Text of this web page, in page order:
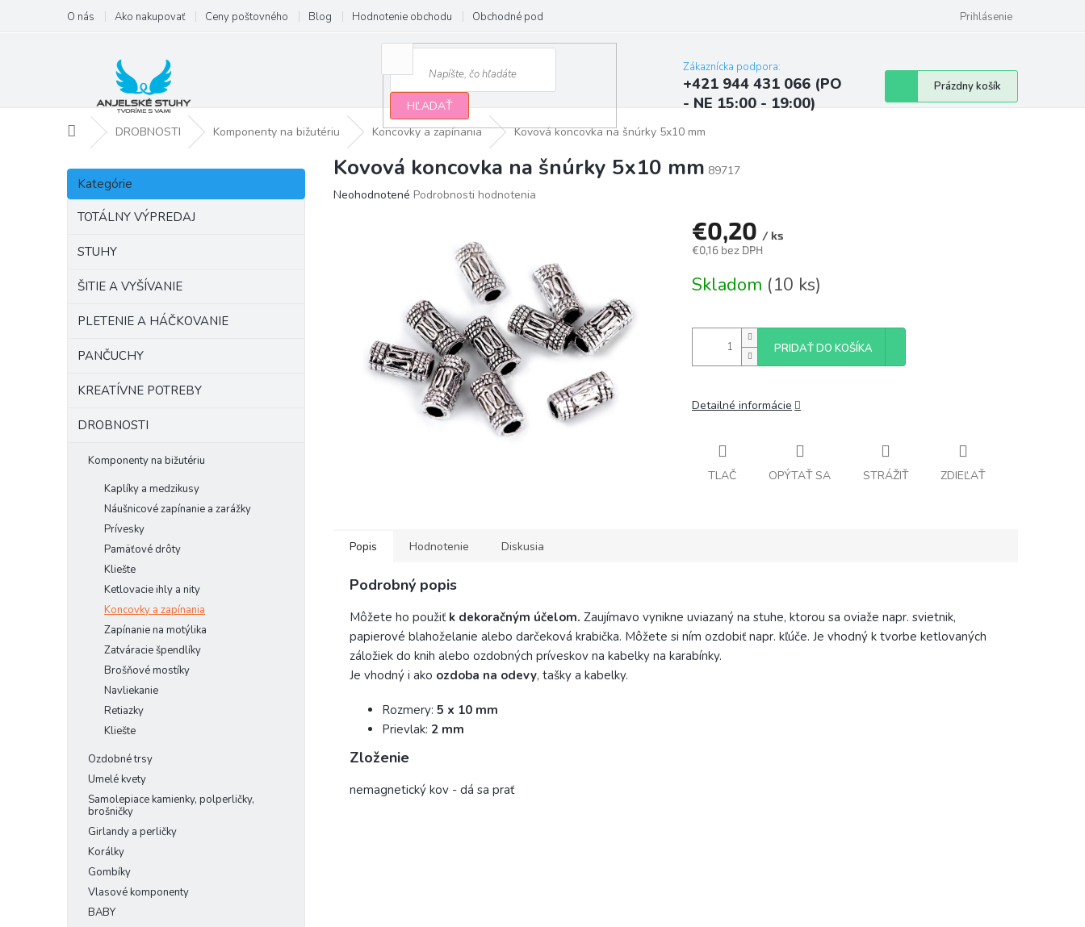
obsah
O nás Ako nakupovať Ceny poštovného Blog Hodnotenie obchodu Obchodné podmienky Najčastejšie otázky a odpovede
Prihlásenie
HĽADAŤ
Zákaznícka podpora:
+421 944 431 066 (PO
- NE 15:00 - 19:00)
Nákupný
košík
Prázdny košík
DomovDROBNOSTI Komponenty na bižutériu Koncovky a zapínania Kovová koncovka na šnúrky 5x10 mm
B
č
Preskočiť
kategórie
Kategórie
TOTÁLNY VÝPREDAJ
STUHY
ŠITIE A VYŠÍVANIE
PLETENIE A HÁČKOVANIE
PANČUCHY
KREATÍVNE POTREBY
DROBNOSTI
Komponenty na bižutériu
Kaplíky a medzikusy
Náušnicové zapínanie a zarážky
Prívesky
Pamäťové drôty
Kliešte
Ketlovacie ihly a nity
Koncovky a zapínania
Zapínanie na motýlika
Zatváracie špendlíky
Brošňové mostíky
Navliekanie
Retiazky
Kliešte
Ozdobné trsy
Umelé kvety
Samolepiace kamienky, polperličky,
brošničky
Girlandy a perličky
Korálky
Gombíky
Vlasové komponenty
BABY
Kovová koncovka na šnúrky 5x10 mm 89717
Priemerné
Neohodnotené Podrobnosti hodnotenia
€0,20 / ks
€0,16 bez DPH
cena:
Skladom (10 ks)
PRIDAŤ DO KOŠÍKA
Detailné informácie
TLAČ OPÝTAŤ SA STRÁŽIŤ ZDIEĽAŤ
Popis Hodnotenie Diskusia
Podrobný popis
Môžete ho použiť k dekoračným účelom. Zaujímavo vynikne uviazaný na stuhe, ktorou sa oviaže napr. svietnik,
papierové blahoželanie alebo darčeková krabička. Môžete si ním ozdobiť napr. kľúče. Je vhodný k tvorbe ketlovaných
záložiek do knih alebo ozdobných príveskov na kabelky na karabínky.
Je vhodný i ako ozdoba na odevy, tašky a kabelky.
Rozmery: 5 x 10 mm
Prievlak: 2 mm
Zloženie
nemagnetický kov - dá sa prať